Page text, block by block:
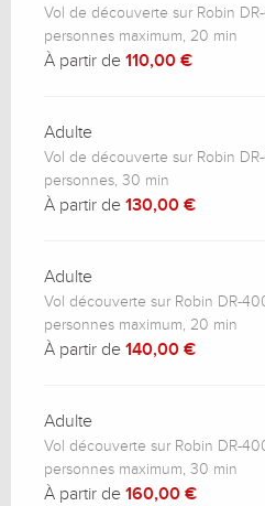
Vol de découverte sur Robin
personnes maximum, 20 min
À partir de 110,00 €
Adulte
Vol de découverte sur Robin
personnes, 30 min
À partir de 130,00 €
Adulte
Vol découverte sur Robin DR-
personnes maximum, 20 min
À partir de 140,00 €
Adulte
Vol découverte sur Robin DR-
personnes maximum, 30 min
À partir de 160,00 €